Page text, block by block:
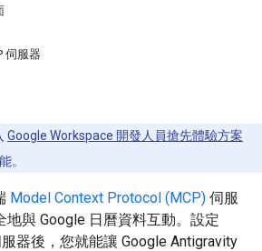
伺服器
Google Workspace 開發人員搶先體驗方案
。
Model Context Protocol (MCP) 伺服
地與 Google 日曆資料互動。設定
器後，您就能讓 Google Antigravity